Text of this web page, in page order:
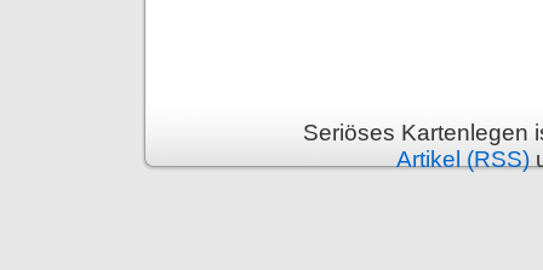
Seriöses Kartenlegen
Artikel (RSS)